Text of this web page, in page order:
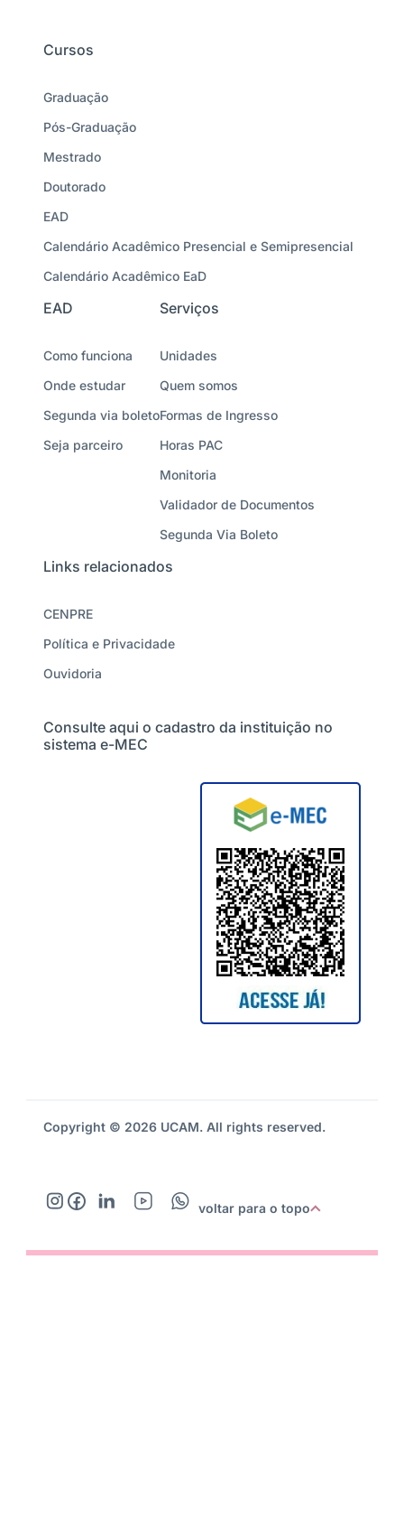
Cursos
Graduação
Pós-Graduação
Mestrado
Doutorado
EAD
Calendário Acadêmico Presencial e Semipresencial
Calendário Acadêmico EaD
EAD
Como funciona
Onde estudar
Segunda via boleto
Seja parceiro
Serviços
Unidades
Quem somos
Formas de Ingresso
Horas PAC
Monitoria
Validador de Documentos
Segunda Via Boleto
Links relacionados
CENPRE
Política e Privacidade
Ouvidoria
Consulte aqui o cadastro da instituição no
sistema e-MEC
Copyright © 2026 UCAM. All rights reserved.
voltar para o topo